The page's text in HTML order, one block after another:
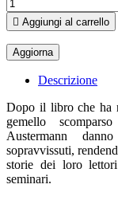
 Aggiungi al carrello
Descrizione
Dopo il libro che ha
gemello
Austermann
sopravvissuti,
storie dei loro
seminari.